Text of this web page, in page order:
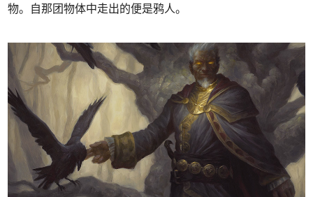
物。自那团物体中走出的便是鸦人。